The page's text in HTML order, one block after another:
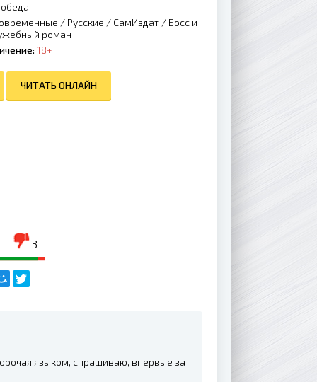
/ Русские / СамИздат / Босс и
роман
18+
ЧИТАТЬ ОНЛАЙН
3
языком, спрашиваю, впервые за